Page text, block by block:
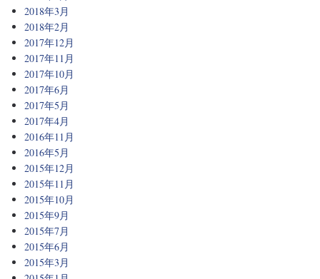
2018年3月
2018年2月
2017年12月
2017年11月
2017年10月
2017年6月
2017年5月
2017年4月
2016年11月
2016年5月
2015年12月
2015年11月
2015年10月
2015年9月
2015年7月
2015年6月
2015年3月